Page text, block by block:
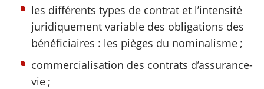
les différents types de contrat et l’intensité
juridiquement variable des obligations des
bénéficiaires : les pièges du nominalisme ;
commercialisation des contrats d’assurance-
vie ;